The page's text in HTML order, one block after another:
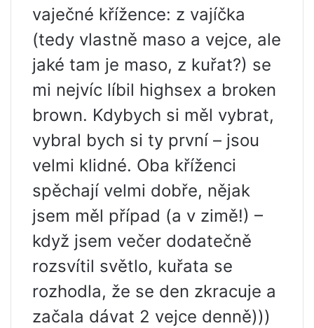
vaječné křížence: z vajíčka
(tedy vlastně maso a vejce, ale
jaké tam je maso, z kuřat?) se
mi nejvíc líbil highsex a broken
brown. Kdybych si měl vybrat,
vybral bych si ty první – jsou
velmi klidné. Oba kříženci
spěchají velmi dobře, nějak
jsem měl případ (a v zimě!) –
když jsem večer dodatečně
rozsvítil světlo, kuřata se
rozhodla, že se den zkracuje a
začala dávat 2 vejce denně)))